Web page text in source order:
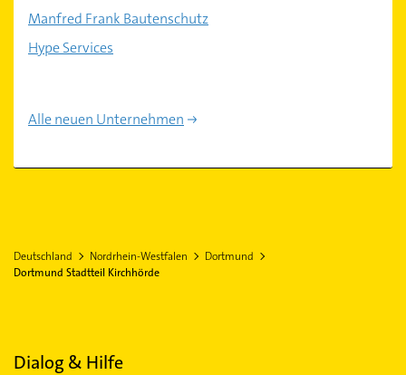
Manfred Frank Bautenschutz
Hype Services
Alle neuen Unternehmen
Deutschland Nordrhein-Westfalen
Dortmund
Dortmund Stadtteil Kirchhörde
Dialog & Hilfe